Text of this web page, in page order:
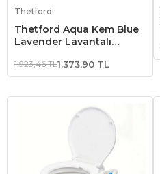
Thetford
Thetford Aqua Kem Blue
Lavender Lavantalı
1.923,46 TL1.373,90 TL